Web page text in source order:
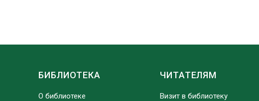
БИБЛИОТЕКА
О библиотеке
ЧИТАТЕЛЯМ
Визит в библиотеку